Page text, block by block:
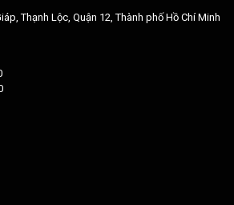
Thạnh Lộc, Quận 12, Thành phố Hồ Chí Minh